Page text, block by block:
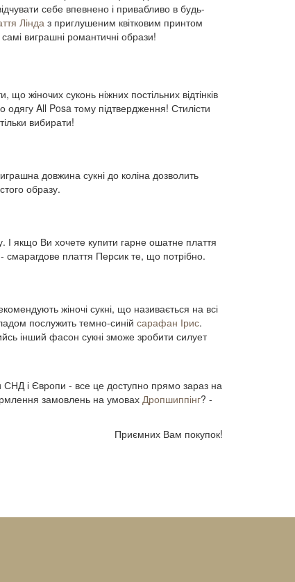
себе впевнено і привабливо в будь-
Лінда з приглушеним квітковим принтом
виграшні романтичні образи!
жіночих суконь ніжних постільних відтінків
All Posa тому підтвердження! Стилісти
вибирати!
довжина сукні до коліна дозволить
образу.
І якщо Ви хочете купити гарне ошатне плаття
плаття Персик те, що потрібно.
жіночі сукні, що називається на всі
послужить темно-синій сарафан Ірис.
інший фасон сукні зможе зробити силует
СНД і Європи - все це доступно прямо зараз на
замовлень на умовах Дропшиппінг? -
Приємних Вам покупок!